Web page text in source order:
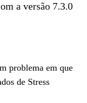
a versão 7.3.0
problema em que
de Stress